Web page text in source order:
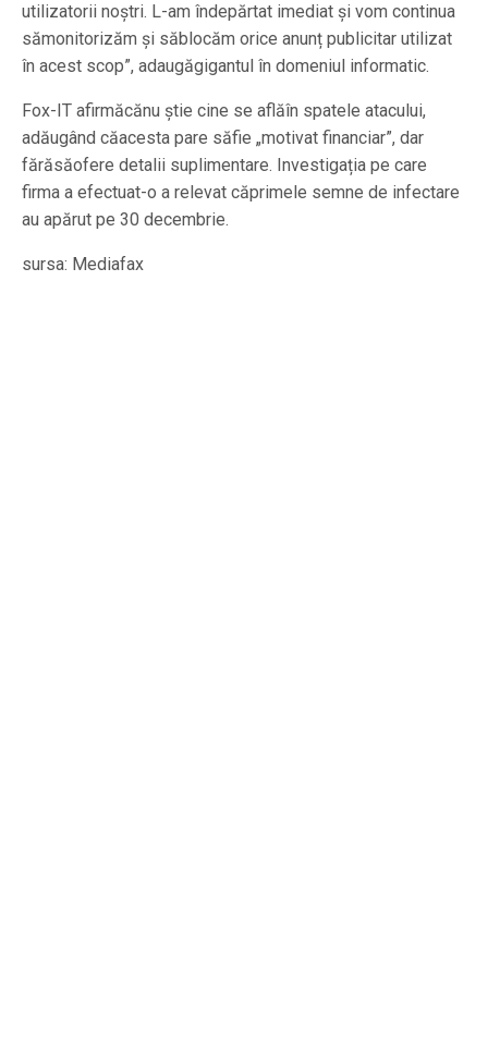
utilizatorii noștri. L-am îndepărtat imediat și vom continua
sămonitorizăm și săblocăm orice anunț publicitar utilizat
în acest scop”, adaugăgigantul în domeniul informatic.
Fox-IT afirmăcănu știe cine se aflăîn spatele atacului,
adăugând căacesta pare săfie „motivat financiar”, dar
fărăsăofere detalii suplimentare. Investigația pe care
firma a efectuat-o a relevat căprimele semne de infectare
au apărut pe 30 decembrie.
sursa: Mediafax